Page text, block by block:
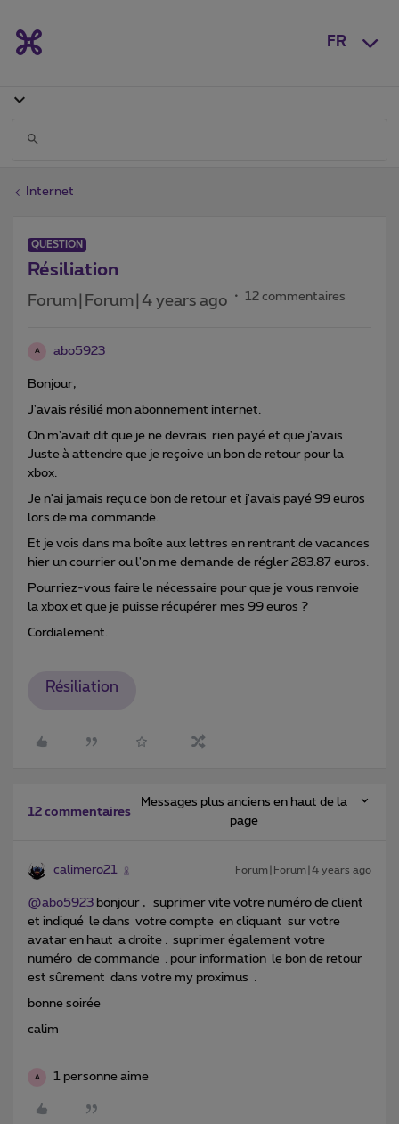
FR
Internet
QUESTION
Résiliation
Forum|Forum|4 years ago 12 commentaires
A abo5923
Bonjour,
J'avais résilié mon abonnement internet.
On m'avait dit que je ne devrais rien payé et que j'avais
Juste à attendre que je reçoive un bon de retour pour la
xbox.
Je n'ai jamais reçu ce bon de retour et j'avais payé 99 euros
lors de ma commande.
Et je vois dans ma boîte aux lettres en rentrant de vacances
hier un courrier ou l'on me demande de régler 283.87 euros.
Pourriez-vous faire le nécessaire pour que je vous renvoie
la xbox et que je puisse récupérer mes 99 euros ?
Cordialement.
Résiliation
12 commentaires
Messages plus anciens en haut de la
page
calimero21 Forum|Forum|4 years ago
@abo5923 bonjour , suprimer vite votre numéro de client
et indiqué le dans votre compte en cliquant sur votre
avatar en haut a droite . suprimer également votre
numéro de commande . pour information le bon de retour
est sûrement dans votre my proximus .
bonne soirée
calim
A 1 personne aime